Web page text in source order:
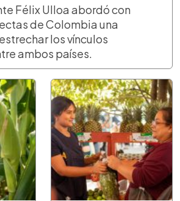
Félix Ulloa abordó con
de Colombia una
los vínculos
ambos países.